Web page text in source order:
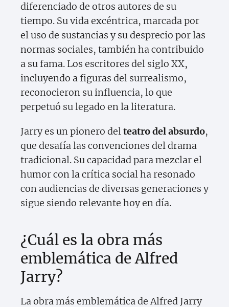
diferenciado de otros autores de su
tiempo. Su vida excéntrica, marcada por
el uso de sustancias y su desprecio por las
normas sociales, también ha contribuido
a su fama. Los escritores del siglo XX,
incluyendo a figuras del surrealismo,
reconocieron su influencia, lo que
perpetuó su legado en la literatura.
Jarry es un pionero delteatro del absurdo,
que desafía las convenciones del drama
tradicional. Su capacidad para mezclar el
humor con la crítica social ha resonado
con audiencias de diversas generaciones y
sigue siendo relevante hoy en día.
¿Cuál es la obra más
emblemática de Alfred
Jarry?
La obra más emblemática de Alfred Jarry